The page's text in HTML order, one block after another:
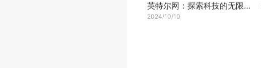
英特尔网：探索科技的无限可能
2024/10/10